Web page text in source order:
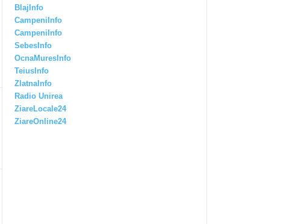
BlajInfo
CampeniInfo
CampeniInfo
SebesInfo
OcnaMuresInfo
TeiusInfo
ZlatnaInfo
Radio Unirea
ZiareLocale24
ZiareOnline24